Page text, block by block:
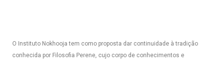
O Instituto Nokhooja tem como proposta dar continuidade à tradição
conhecida por Filosofia Perene, cujo corpo de conhecimentos e